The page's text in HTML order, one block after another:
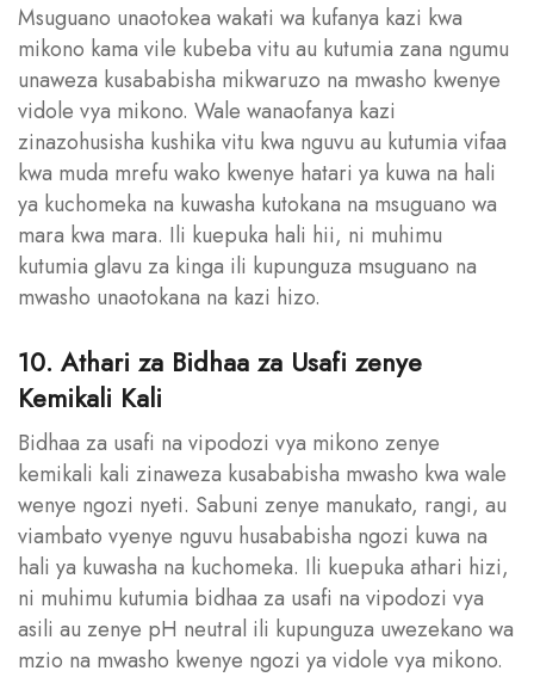
Msuguano unaotokea wakati wa kufanya kazi kwa
mikono kama vile kubeba vitu au kutumia zana ngumu
unaweza kusababisha mikwaruzo na mwasho kwenye
vidole vya mikono. Wale wanaofanya kazi
zinazohusisha kushika vitu kwa nguvu au kutumia vifaa
kwa muda mrefu wako kwenye hatari ya kuwa na hali
ya kuchomeka na kuwasha kutokana na msuguano wa
mara kwa mara. Ili kuepuka hali hii, ni muhimu
kutumia glavu za kinga ili kupunguza msuguano na
mwasho unaotokana na kazi hizo.
10. Athari za Bidhaa za Usafi zenye
Kemikali Kali
Bidhaa za usafi na vipodozi vya mikono zenye
kemikali kali zinaweza kusababisha mwasho kwa wale
wenye ngozi nyeti. Sabuni zenye manukato, rangi, au
viambato vyenye nguvu husababisha ngozi kuwa na
hali ya kuwasha na kuchomeka. Ili kuepuka athari hizi,
ni muhimu kutumia bidhaa za usafi na vipodozi vya
asili au zenye pH neutral ili kupunguza uwezekano wa
mzio na mwasho kwenye ngozi ya vidole vya mikono.